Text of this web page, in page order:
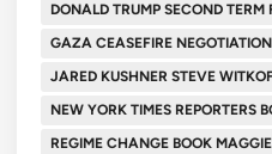
DONALD TRUMP SECOND TERM
GAZA CEASEFIRE
JARED KUSHNER STEVE
NEW YORK TIMES REPORTERS
REGIME CHANGE BOOK